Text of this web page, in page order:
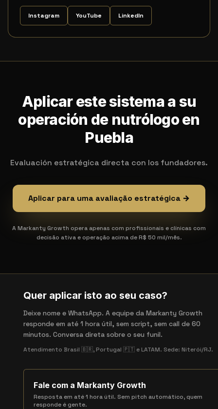
Instagram YouTube LinkedIn
Aplicar este sistema a su
operación de nutrólogo en
Puebla
Evaluación estratégica directa con los fundadores.
Aplicar para uma avaliação estratégica →
A Markanty Growth opera apenas com profissionais e clínicas com
decisão ativa e operação acima de R$ 50 mil/mês.
Quer aplicar isto ao seu caso?
Deixe nome e WhatsApp. A equipe da Markanty Growth
responde em até 1 hora útil, sem script, sem call de 60
minutos. Conversa direta sobre o seu funil.
Atendimento Brasil 🇧🇷, Portugal 🇵🇹 e LATAM. Sede: Niterói/RJ.
Fale com a Markanty Growth
Resposta em até 1 hora útil. Sem pitch automático, quem
responde é gente.